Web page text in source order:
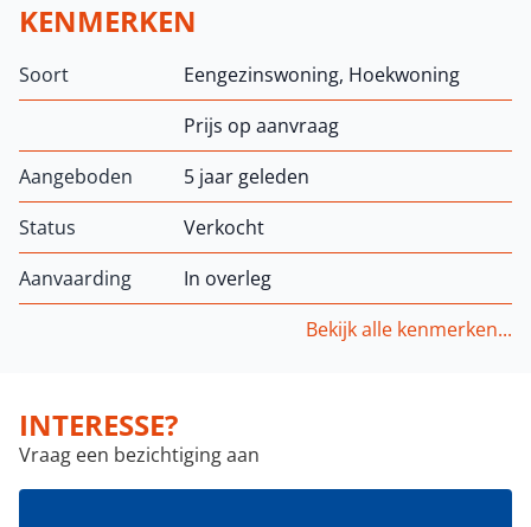
KENMERKEN
Soort
Eengezinswoning, Hoekwoning
Prijs op aanvraag
Aangeboden
5 jaar geleden
Status
Verkocht
Aanvaarding
In overleg
Bekijk alle kenmerken...
INTERESSE?
Vraag een bezichtiging aan